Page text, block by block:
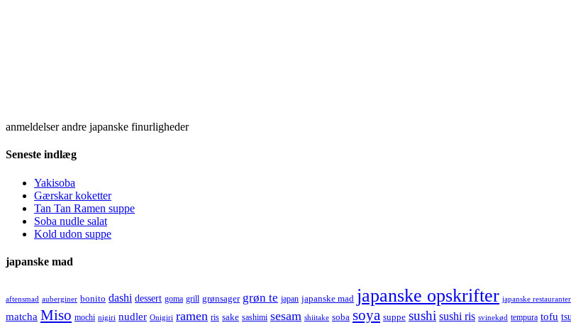
anmeldelser andre japanske finurligheder
Seneste indlæg
Yakisoba
Gærskar koketter
Tan Tan Ramen suppe
Soba nudle salat
Kold udon suppe
japanske mad
aftensmad auberginer bonito dashi dessert goma grill grønsager grøn te japan japanske mad japanske opskrifter japanske restauranter
matcha Miso mochi nigiri nudler Onigiri ramen ris sake sashimi sesam shiitake soba soya suppe sushi sushi ris svinekød tempura tofu